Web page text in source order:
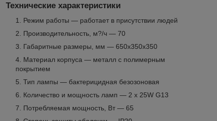
Технические характеристики
Режим работы — работает в присутствии людей
Производительность, м?/ч — 70
Габаритные размеры, мм — 650x350x350
Материал корпуса — металл с полимерным
покрытием
Тип лампы — бактерицидная безозоновая
Количество и мощность ламп — 2 х 25W G13
Потребляемая мощность, Вт — 65